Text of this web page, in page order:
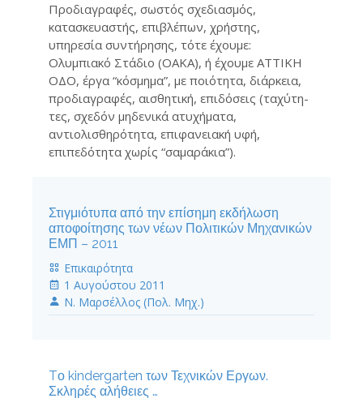
Προδιαγραφές, σωστός σχεδια­σμός,
κατασκευαστής, επιβλέπων, χρήστης,
υπηρεσία συντήρησης, τότε έχουμε:
Ολυμπιακό Στάδιο (ΟΑΚΑ), ή έχουμε ΑΤΤΙΚΗ
ΟΔΟ, έργα “κόσμη­μα”, με ποιότητα, διάρκεια,
προδιαγραφές, αισθητική, επιδόσεις (ταχύτη­
τες, σχεδόν μηδενικά ατυχήματα,
αντιολισθηρότητα, επιφανειακή υφή,
επιπεδότητα χωρίς “σαμαράκια”).
Στιγμιότυπα από την επίσημη εκδήλωση
αποφοίτησης των νέων Πολιτικών Μηχανικών
ΕΜΠ – 2011
Επικαιρότητα
1 Αυγούστου 2011
Ν. Μαρσέλλος (Πολ. Μηχ.)
Tο kindergarten των Τεχνικών Εργων.
Σκληρές αλήθειες …